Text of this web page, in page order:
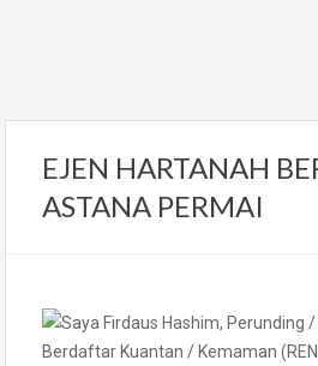
EJEN HARTANAH
ASTANA PERMAI